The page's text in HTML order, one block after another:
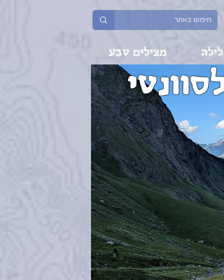
לילה מצילים טבע